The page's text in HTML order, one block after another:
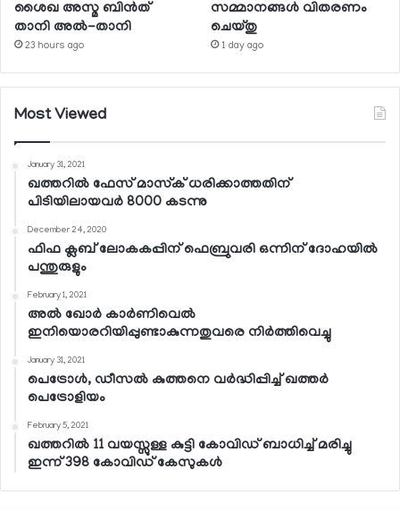
ശൈഖ അസ്മ ബിന്‍ത്
താനി അല്‍-താനി
23 hours ago
സമ്മാനങ്ങള്‍ വിതരണം
ചെയ്തു
1 day ago
Most Viewed
January 31, 2021
ഖത്തറില്‍ ഫേസ് മാസ്‌ക് ധരിക്കാത്തതിന്
പിടിയിലായവര്‍ 8000 കടന്നു
December 24, 2020
ഫിഫ ക്ലബ് ലോകകപ്പിന് ഫെബ്രുവരി ഒന്നിന് ദോഹയില്‍
പന്തുരുളും
February 1, 2021
അല്‍ ഖോര്‍ കാര്‍ണിവെല്‍
ഇനിയൊരറിയിപ്പുണ്ടാകുന്നതുവരെ നിര്‍ത്തിവെച്ചു
January 31, 2021
പെട്രോള്‍, ഡീസല്‍ കുത്തനെ വര്‍ദ്ധിപ്പിച്ച് ഖത്തര്‍
പെട്രോളിയം
February 5, 2021
ഖത്തറില്‍ 11 വയസ്സുള്ള കുട്ടി കോവിഡ് ബാധിച്ച് മരിച്ചു
ഇന്ന് 398 കോവിഡ് കേസുകള്‍